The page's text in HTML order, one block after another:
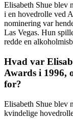
Elisabeth Shue blev
i en hovedrolle ved
nominering var
Las Vegas. Hun
redde en
Hvad var
Awards i 1996,
for?
Elisabeth Shue blev
kvindelige